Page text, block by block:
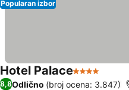
Popularan izbor
Hotel Palace4 Zvezdice
8,8Odlično (broj ocena: 3.847)